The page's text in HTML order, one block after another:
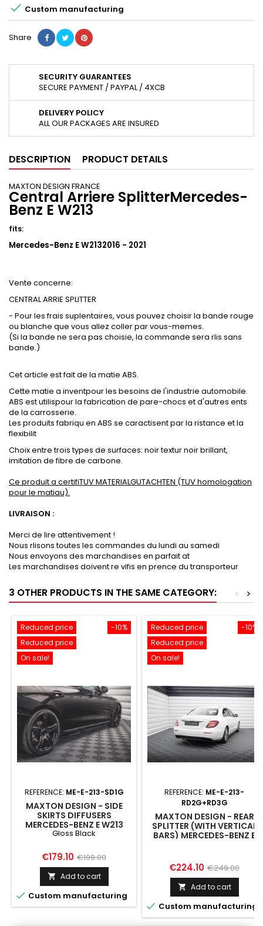
 Custom manufacturing
Share
SECURITY GUARANTEES
SECURE PAYMENT / PAYPAL / 4XCB
DELIVERY POLICY
ALL OUR PACKAGES ARE INSURED
DESCRIPTION PRODUCT DETAILS
MAXTON DESIGN FRANCE
Central Arriere SplitterMercedes-
Benz E W213
fits:
Mercedes-Benz E W2132016 - 2021
Vente concerne:
CENTRAL ARRIE SPLITTER
- Pour les frais suplentaires, vous pouvez choisir la bande rouge
ou blanche que vous allez coller par vous-memes.
(Si la bande ne sera pas choisie, la commande sera rlis sans
bande.)
Cet article est fait de la matie ABS.
Cette matie a inventpour les besoins de l'industrie automobile.
ABS est utilispour la fabrication de pare-chocs et d'autres ents
de la carrosserie.
Les produits fabriqu en ABS se caractisent par la ristance et la
flexibilit
Choix entre trois types de surfaces: noir textur noir brillant,
imitation de fibre de carbone.
Ce produit a certifiTUV MATERIALGUTACHTEN (TUV homologation
pour le matiau).
LIVRAISON :
Merci de lire attentivement !
Nous rlisons toutes les commandes du lundi au samedi
Nous envoyons des marchandises en parfait at
Les marchandises doivent re vifis en prence du transporteur
3 OTHER PRODUCTS IN THE SAME CATEGORY: >
<
-10%
Reduced price
Reduced price
On sale!
REFERENCE: ME-E-213-SD1G
MAXTON DESIGN - SIDE
SKIRTS DIFFUSERS
MERCEDES-BENZ E W213
GLOSS BLACK
Gloss Black
Price
€179.10 Regular
price
€199.00
 Add to cart
 Custom manufacturing
-10%
Reduced price
Reduced price
On sale!
REFERENCE: ME-E-213-
RD2G+RD3G
MAXTON DESIGN - REAR
SPLITTER (WITH VERTICAL
BARS) MERCEDES-BENZ E
Price
€224.10 Regular
price
€249.00
 Add to cart
 Custom manufacturing